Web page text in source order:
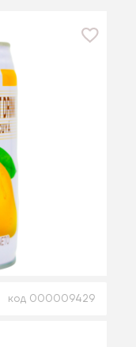
код 000009429